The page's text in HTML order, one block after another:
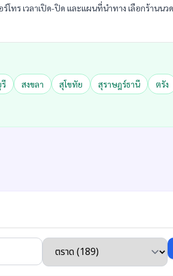
ทร เวลาเปิด-ปิด และแผนที่นำทาง เลือกร้านน
สงขลา สุโขทัย สุราษฎร์ธานี ตรัง